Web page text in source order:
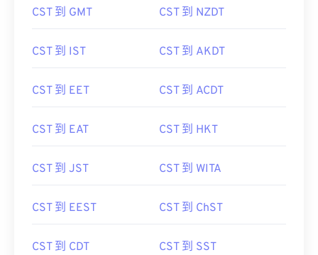
CST 到 GMT CST 到 NZDT
CST 到 IST CST 到 AKDT
CST 到 EET CST 到 ACDT
CST 到 EAT CST 到 HKT
CST 到 JST CST 到 WITA
CST 到 EEST CST 到 ChST
CST 到 CDT CST 到 SST